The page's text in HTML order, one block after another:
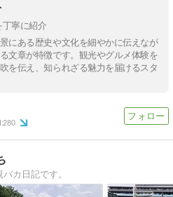
丁寧に紹介
にある歴史や文化を細やかに伝えなが
文章が特徴です。観光やグルメ体験を
を伝え、知られざる魅力を届けるスタ
280
カ日記です。